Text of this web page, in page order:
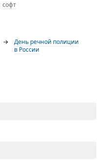
софт
→
День речной полиции
в России